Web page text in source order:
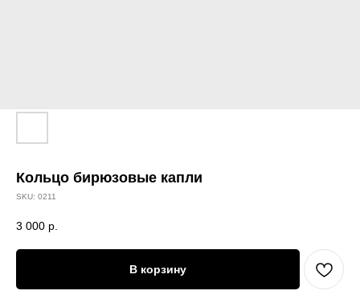
Кольцо бирюзовые капли
SKU: 0211
3 000 р.
В корзину